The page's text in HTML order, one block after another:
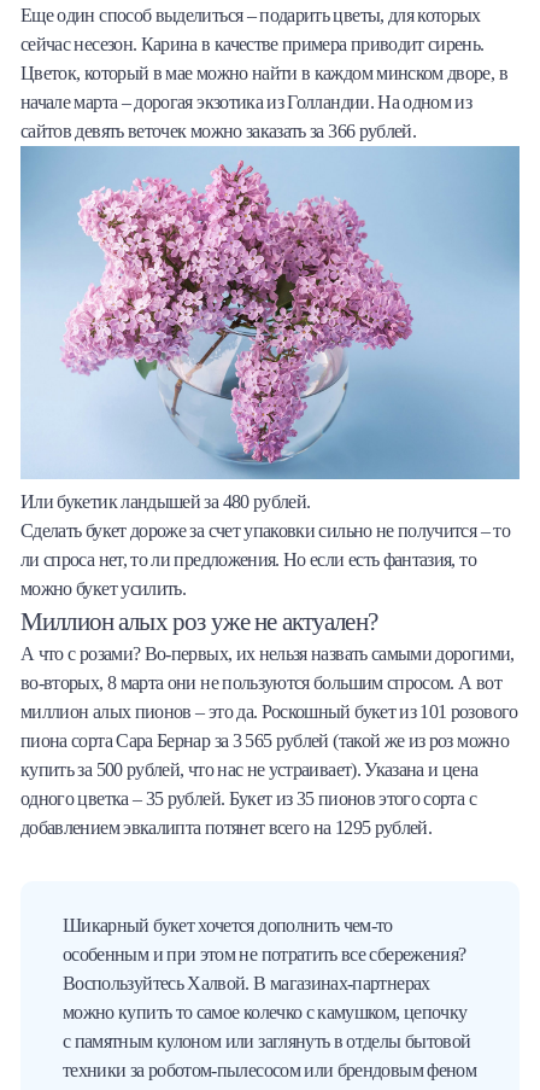
Еще один способ выделиться – подарить цветы, для которых
сейчас несезон. Карина в качестве примера приводит сирень.
Цветок, который в мае можно найти в каждом минском дворе, в
начале марта – дорогая экзотика из Голландии. На одном из
сайтов девять веточек можно заказать за 366 рублей.
Или букетик ландышей за 480 рублей.
Сделать букет дороже за счет упаковки сильно не получится – то
ли спроса нет, то ли предложения. Но если есть фантазия, то
можно букет усилить.
Миллион алых роз уже не актуален?
А что с розами? Во-первых, их нельзя назвать самыми дорогими,
во-вторых, 8 марта они не пользуются большим спросом. А вот
миллион алых пионов – это да. Роскошный букет из 101 розового
пиона сорта Сара Бернар за 3 565 рублей (такой же из роз можно
купить за 500 рублей, что нас не устраивает). Указана и цена
одного цветка – 35 рублей. Букет из 35 пионов этого сорта с
добавлением эвкалипта потянет всего на 1295 рублей.
Шикарный букет хочется дополнить чем-то
особенным и при этом не потратить все сбережения?
Воспользуйтесь Халвой. В магазинах-партнерах
можно купить то самое колечко с камушком, цепочку
с памятным кулоном или заглянуть в отделы бытовой
техники за роботом-пылесосом или брендовым феном